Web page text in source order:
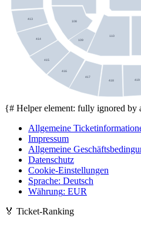
419
418
417
416
415
414
413
110
109
108
{# Helper element: fully ignored by
Allgemeine
Impressum
Allgemeine
Datenschutz
Cookie-Einstellungen
Sprache: Deutsch
Währung: EUR
🏅 Ticket-Ranking